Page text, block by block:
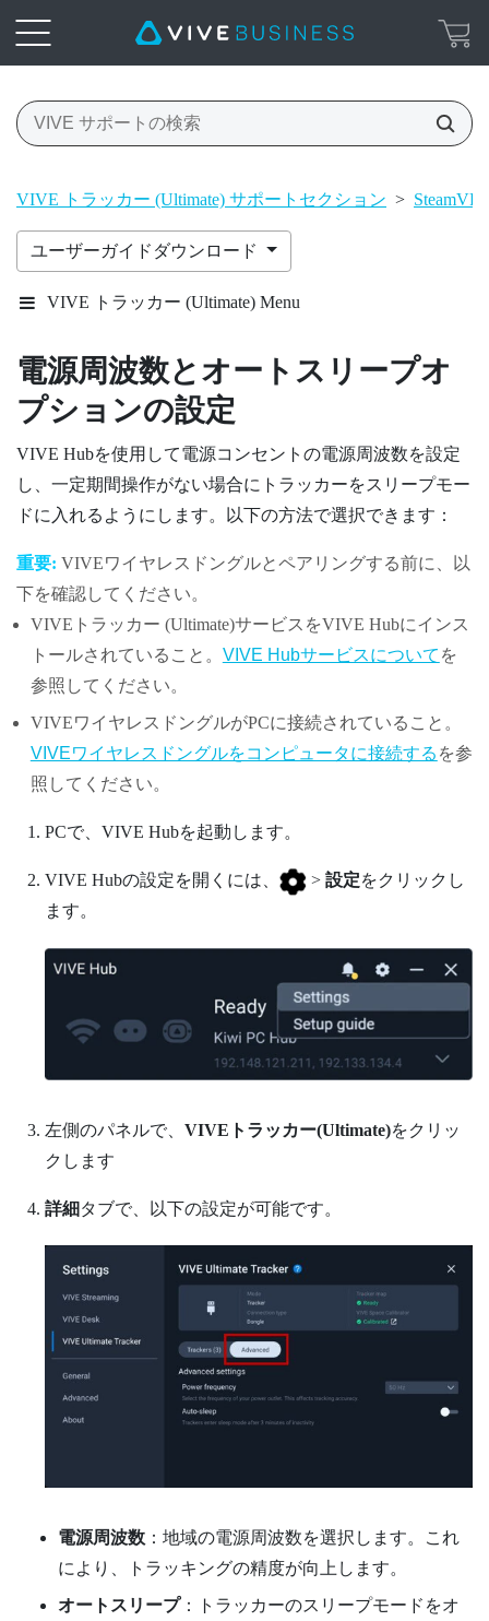
VIVE トラッカー (Ultimate) サポートセクション >
ユーザーガイドダウンロード
VIVE トラッカー (Ultimate) Menu
電源周波数とオートスリープオ
プションの設定
VIVE Hubを使用して電源コンセントの電源周波数を設定
し、一定期間操作がない場合にトラッカーをスリープモー
ドに入れるようにします。以下の方法で選択できます：
重要: VIVEワイヤレスドングルとペアリングする前に、以
下を確認してください。
VIVEトラッカー (Ultimate)サービスをVIVE Hubにインス
トールされていること。 VIVE Hubサービスについて を
参照してください。
VIVEワイヤレスドングルがPCに接続されていること。
VIVEワイヤレスドングルをコンピュータに接続する を参
照してください。
PCで、 VIVE Hubを起動します。
VIVE Hubの設定を開くには、 > 設定をクリックし
ます。
左側のパネルで、 VIVEトラッカー(Ultimate)をクリッ
クします
詳細 タブで、以下の設定が可能です。
電源周波数 ：地域の電源周波数を選択します。これ
により、トラッキングの精度が向上します。
オートスリープ：トラッカーのスリープモードをオ